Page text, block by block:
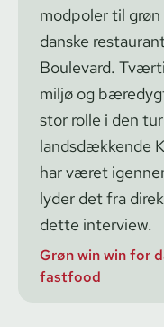
modpoler til
danske
Boulevard.
miljø og
stor rolle i den
landsdækkende
har været
lyder det fra
dette interview.
Grøn win win for
fastfood